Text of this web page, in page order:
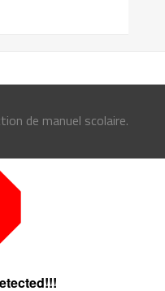
de manuel scolaire.